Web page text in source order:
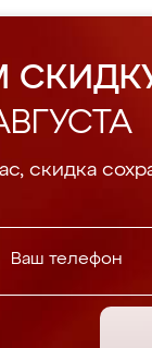
скидка